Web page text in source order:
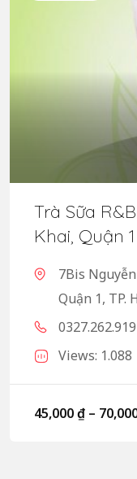
Trà Sữa
Khai, Quận 1
7Bis
Quận 1, TP.
0327.262.919
Views: 1.088
45,000₫ –